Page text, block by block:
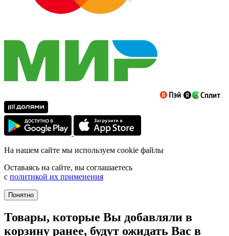
На нашем сайте мы используем cookie файлы
Оставаясь на сайте, вы соглашаетесь
с политикой их применения
Понятно
Товары, которые Вы добавляли в
корзину ранее, будут ожидать Вас в